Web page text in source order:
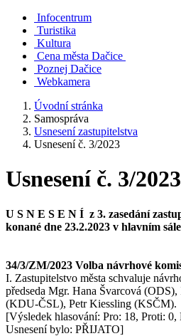
Infocentrum
Turistika
Kultura
Cena města Dačice
Poznej Dačice
Webkamera
Úvodní stránka
Samospráva
Usnesení zastupitelstva
Usnesení č. 3/2023
Usnesení č. 3/2023
U S N E S E N Í z 3. zasedání
konané dne 23.2.2023 v hlavním
34/3/ZM/2023 Volba návrhové
I. Zastupitelstvo města schvaluje
předseda Mgr. Hana Švarcová
(KDU-ČSL), Petr Kiessling (KSČM).
[Výsledek hlasování: Pro: 18, Proti: 0,
Usnesení bylo: PŘIJATO]